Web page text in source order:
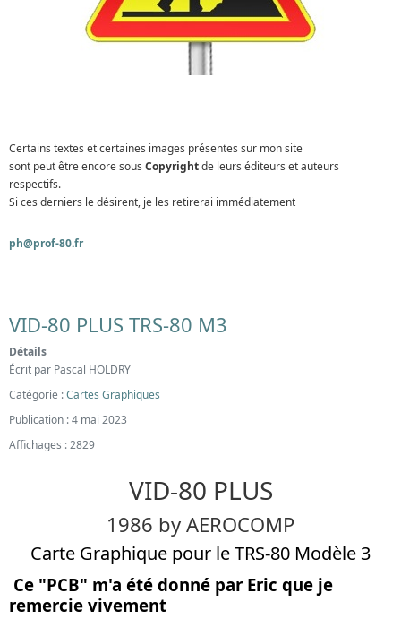
Certains textes et certaines images présentes sur mon site
sont peut être encore sous Copyrightde leurs éditeurs et auteurs
respectifs.
Si ces derniers le désirent, je les retirerai immédiatement
ph@prof-80.fr
VID-80 PLUS TRS-80 M3
Détails
Écrit par Pascal HOLDRY
Catégorie :Cartes Graphiques
Publication : 4 mai 2023
Affichages : 2829
VID-80 PLUS
1986 by AEROCOMP
Carte Graphique pour le TRS-80 Modèle 3
Ce "PCB" m'a été donné par Eric que je
remercie vivement